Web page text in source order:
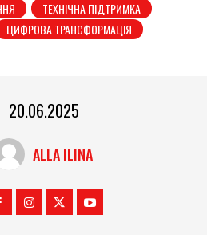
ТЕХНІЧНА ПІДТРИМКА
ЦИФРОВА ТРАНСФОРМАЦІЯ
20.06.2025
ALLA ILINA